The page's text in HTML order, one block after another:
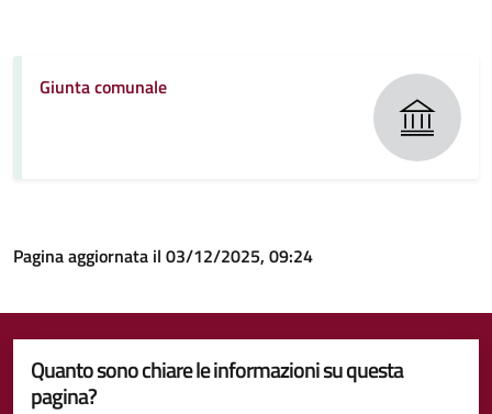
Giunta comunale
Pagina aggiornata il 03/12/2025, 09:24
Quanto sono chiare le informazioni su questa
pagina?